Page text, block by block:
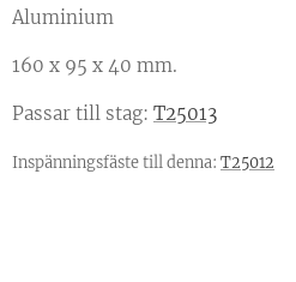
Aluminium
160 x 95 x 40 mm.
Passar till stag: T25013
Inspänningsfäste till denna: T25012